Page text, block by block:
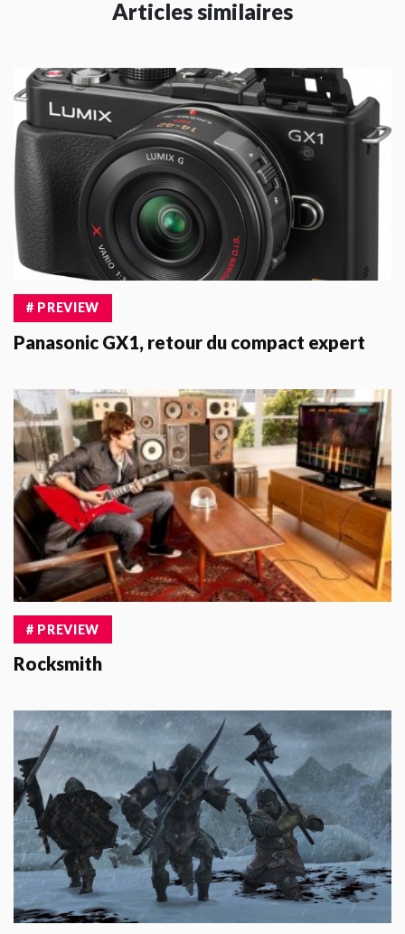
Articles similaires
# PREVIEW
Panasonic GX1, retour du compact expert
# PREVIEW
Rocksmith